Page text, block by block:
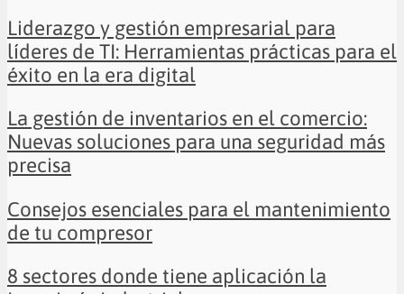
Liderazgo y gestión empresarial para
líderes de TI: Herramientas prácticas para el
éxito en la era digital
La gestión de inventarios en el comercio:
Nuevas soluciones para una seguridad más
precisa
Consejos esenciales para el mantenimiento
de tu compresor
8 sectores donde tiene aplicación la